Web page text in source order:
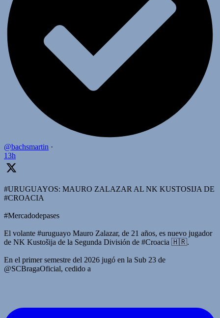
@bachsmartin ·
13h
#URUGUAYOS: MAURO ZALAZAR AL NK KUSTOSIJA DE
#CROACIA
#Mercadodepases
El volante #uruguayo Mauro Zalazar, de 21 años, es nuevo jugador
de NK Kustošija de la Segunda División de #Croacia 🇭🇷.
En el primer semestre del 2026 jugó en la Sub 23 de
@SCBragaOficial, cedido a